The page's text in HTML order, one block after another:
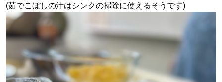
(茹でこぼしの汁はシンクの掃除に使えるそうです)